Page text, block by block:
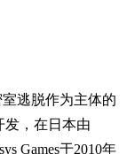
室逃脱作为主体的
发，在日本由
Games于2010年